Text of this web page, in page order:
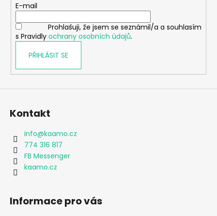
E-mail
Prohlašuji, že jsem se seznámil/a a souhlasím
s Pravidly ochrany osobních údajů.
PŘIHLÁSIT SE
Kontakt
info@kaamo.cz
774 316 817
FB Messenger
kaamo.cz
Informace pro vás